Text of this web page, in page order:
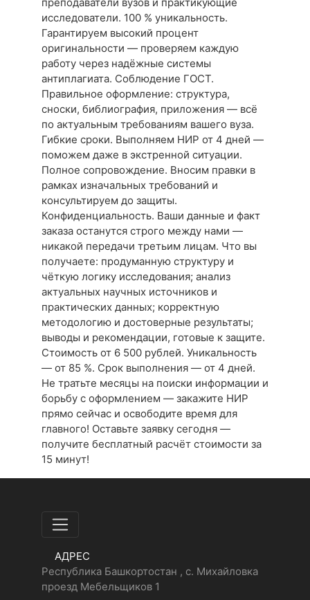
исследователи. 100 % уникальность.
Гарантируем высокий процент
оригинальности — проверяем каждую
работу через надёжные системы
антиплагиата. Соблюдение ГОСТ.
Правильное оформление: структура,
сноски, библиография, приложения — всё
по актуальным требованиям вашего вуза.
Гибкие сроки. Выполняем НИР от 4 дней —
поможем даже в экстренной ситуации.
Полное сопровождение. Вносим правки в
рамках изначальных требований и
консультируем до защиты.
Конфиденциальность. Ваши данные и факт
заказа останутся строго между нами —
никакой передачи третьим лицам. Что вы
получаете: продуманную структуру и
чёткую логику исследования; анализ
актуальных научных источников и
практических данных; корректную
методологию и достоверные результаты;
выводы и рекомендации, готовые к защите.
Стоимость от 6 500 рублей. Уникальность
— от 85 %. Срок выполнения — от 4 дней.
Не тратьте месяцы на поиски информации и
борьбу с оформлением — закажите НИР
прямо сейчас и освободите время для
главного! Оставьте заявку сегодня —
получите бесплатный расчёт стоимости за
15 минут!
АДРЕС
Республика Башкортостан , с. Михайловка
проезд Мебельщиков 1